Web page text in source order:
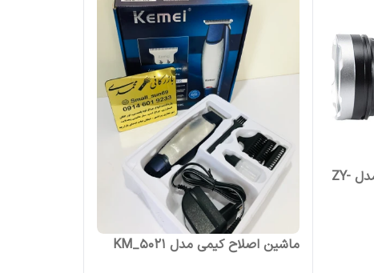
چراغ قوه دستی اسمال سان مدل ZY-
ماشین اصلاح کیمی مدل KM_۵۰۲۱